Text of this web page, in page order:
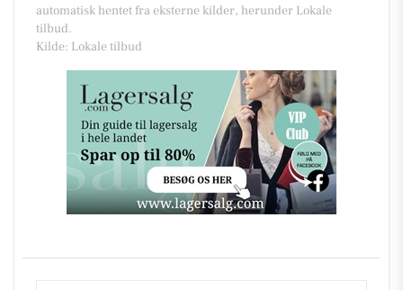
automatisk hentet fra eksterne kilder, herunder Lokale
tilbud.
Kilde: Lokale tilbud